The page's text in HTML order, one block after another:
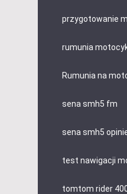
przygotowanie
rumunia
Rumunia na
sena smh5 fm
sena smh5
test nawigacji
tomtom rider